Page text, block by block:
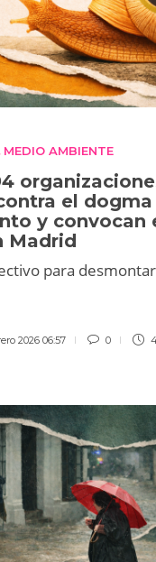
MEDIO AMBIENTE
el
y convocan
Madrid
para
2026 06:57 0